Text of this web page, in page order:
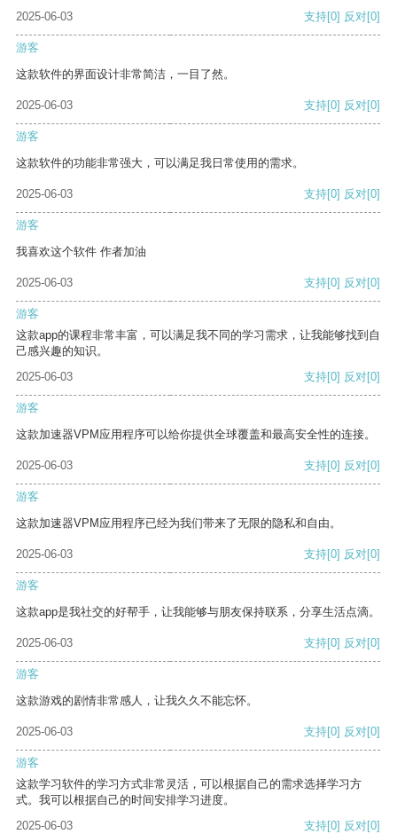
2025-06-03 支持[0] 反对[0]
游客
这款软件的界面设计非常简洁，一目了然。
2025-06-03 支持[0] 反对[0]
游客
这款软件的功能非常强大，可以满足我日常使用的需求。
2025-06-03 支持[0] 反对[0]
游客
我喜欢这个软件 作者加油
2025-06-03 支持[0] 反对[0]
游客
这款app的课程非常丰富，可以满足我不同的学习需求，让我能够找到自
己感兴趣的知识。
2025-06-03
支持[0] 反对[0]
游客
这款加速器VPM应用程序可以给你提供全球覆盖和最高安全性的连接。
2025-06-03 支持[0] 反对[0]
游客
这款加速器VPM应用程序已经为我们带来了无限的隐私和自由。
2025-06-03 支持[0] 反对[0]
游客
这款app是我社交的好帮手，让我能够与朋友保持联系，分享生活点滴。
2025-06-03 支持[0] 反对[0]
游客
这款游戏的剧情非常感人，让我久久不能忘怀。
2025-06-03 支持[0] 反对[0]
游客
这款学习软件的学习方式非常灵活，可以根据自己的需求选择学习方
式。我可以根据自己的时间安排学习进度。
2025-06-03
支持[0] 反对[0]